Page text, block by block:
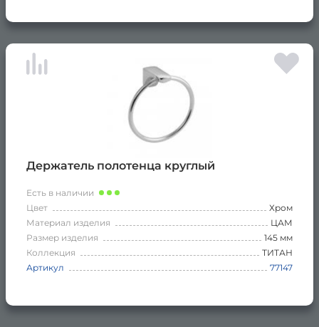
Держатель полотенца круглый
Есть в наличии
Цвет
Хром
Материал изделия
ЦАМ
Размер изделия
145 мм
Коллекция
ТИТАН
Артикул
77147